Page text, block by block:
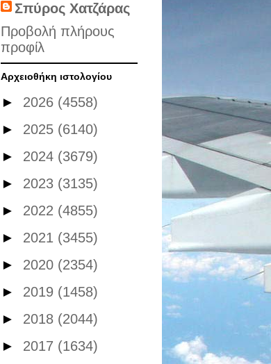
Σπύρος Χατζάρας
Προβολή πλήρους
προφίλ
Αρχειοθήκη ιστολογίου
► 2026 (4558)
► 2025 (6140)
► 2024 (3679)
► 2023 (3135)
► 2022 (4855)
► 2021 (3455)
► 2020 (2354)
► 2019 (1458)
► 2018 (2044)
► 2017 (1634)